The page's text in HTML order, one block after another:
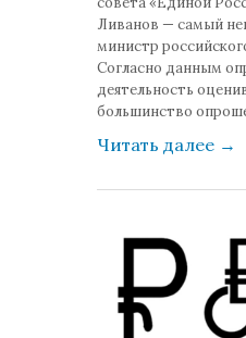
Ливанов — самый
министр
Согласно данным
деятельность
большинство
Читать далее →